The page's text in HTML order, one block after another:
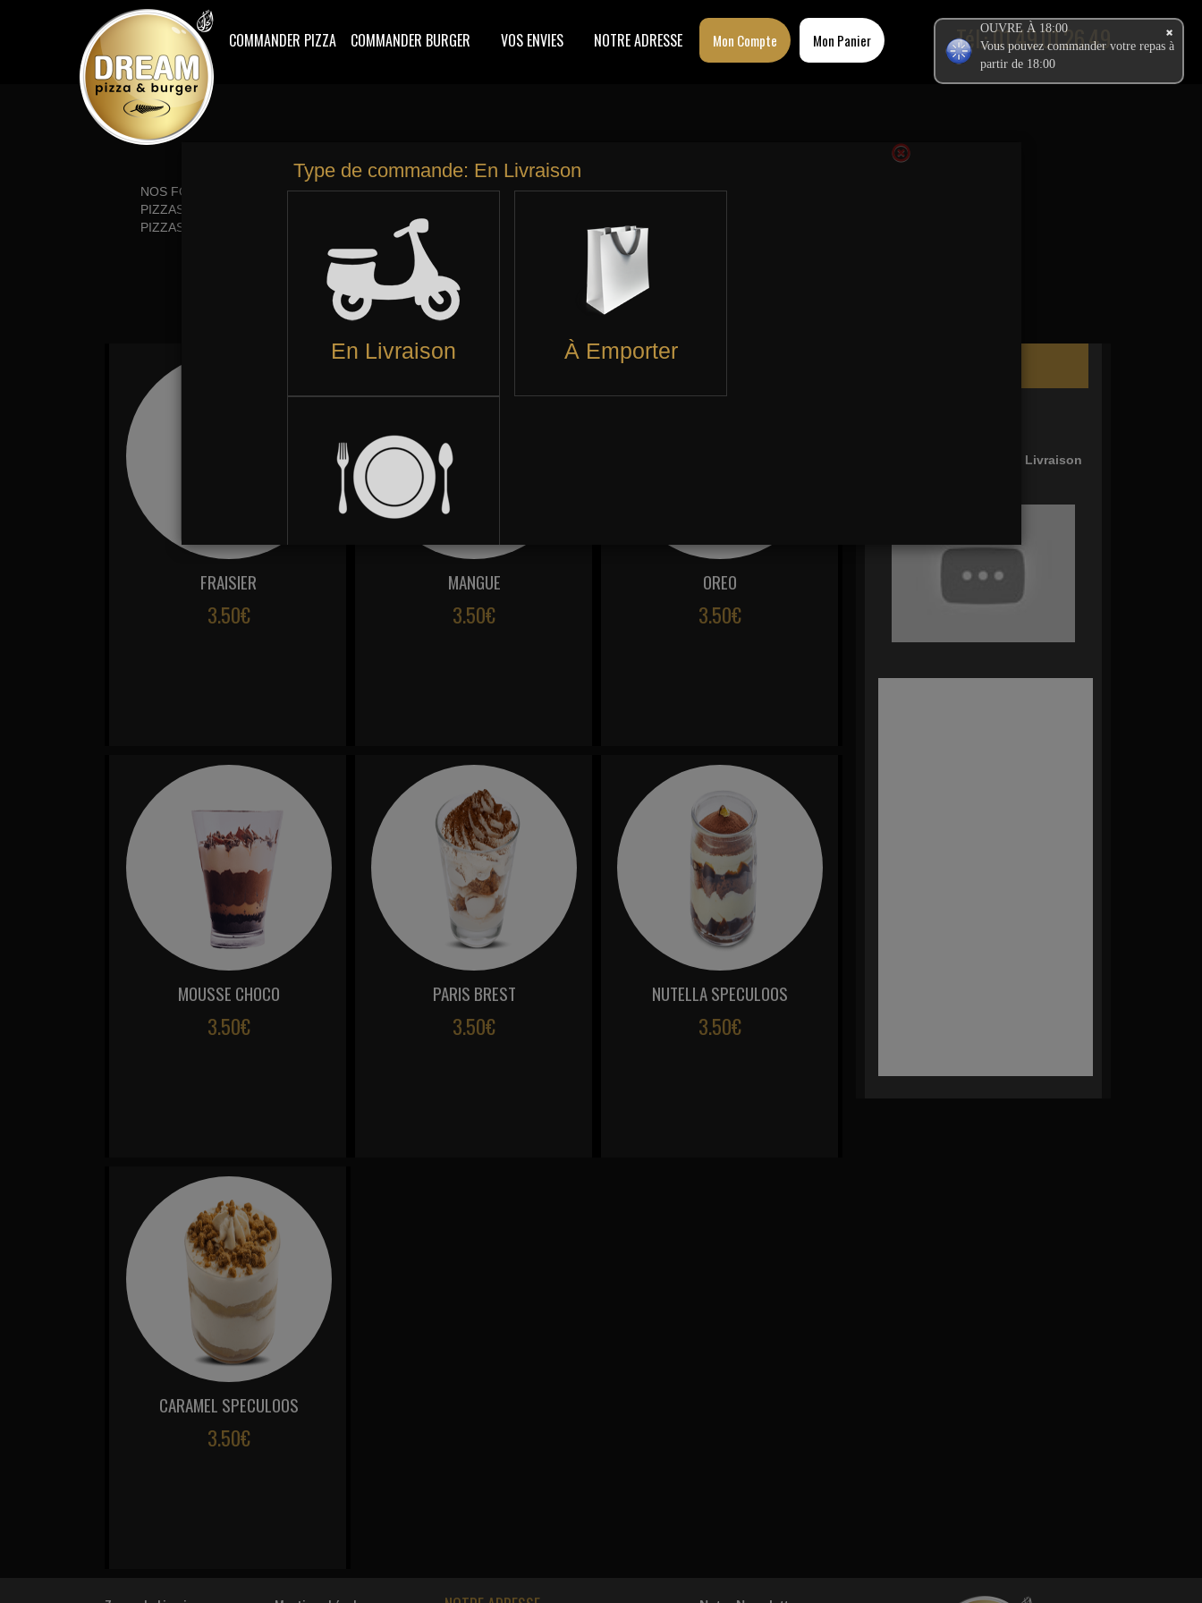
COMMANDER PIZZA COMMANDER BURGER VOS ENVIES NOTRE ADRESSE Mon Compte Mon Panier Tél.:01.49.01.26.49
NOS FORMULES EN LIVRAISON
PIZZAS TOMATE
PIZZAS CRÈME FRAÎCHE
PIZZAS SPÉCIALES
DESSERTS
TIRAMISU
TIRAMISU
FRAISIER
3.50€
MANGUE
3.50€
OREO
3.50€
MOUSSE CHOCO
3.50€
PARIS BREST
3.50€
NUTELLA SPECULOOS
3.50€
CARAMEL SPECULOOS
3.50€
Type de commande: En Livraison
OUVRE À 18:00
Vous pouvez commander votre repas à
partir de 18:00